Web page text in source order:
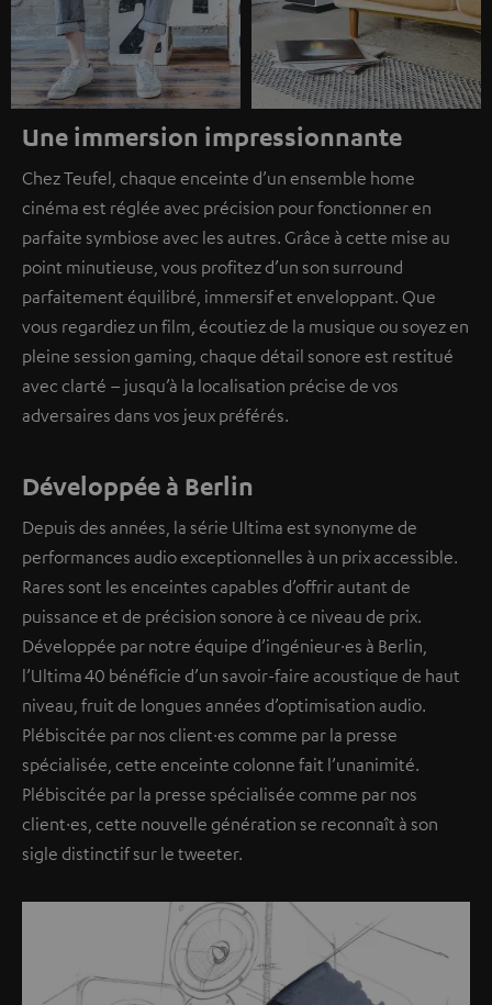
Une immersion impressionnante
Chez Teufel, chaque enceinte d’un ensemble home
cinéma est réglée avec précision pour fonctionner en
parfaite symbiose avec les autres. Grâce à cette mise au
point minutieuse, vous profitez d’un son surround
parfaitement équilibré, immersif et enveloppant. Que
vous regardiez un film, écoutiez de la musique ou soyez en
pleine session gaming, chaque détail sonore est restitué
avec clarté – jusqu’à la localisation précise de vos
adversaires dans vos jeux préférés.
Développée à Berlin
Depuis des années, la série Ultima est synonyme de
performances audio exceptionnelles à un prix accessible.
Rares sont les enceintes capables d’offrir autant de
puissance et de précision sonore à ce niveau de prix.
Développée par notre équipe d’ingénieur·es à Berlin,
l’Ultima 40 bénéficie d’un savoir-faire acoustique de haut
niveau, fruit de longues années d’optimisation audio.
Plébiscitée par nos client·es comme par la presse
spécialisée, cette enceinte colonne fait l’unanimité.
Plébiscitée par la presse spécialisée comme par nos
client·es, cette nouvelle génération se reconnaît à son
sigle distinctif sur le tweeter.